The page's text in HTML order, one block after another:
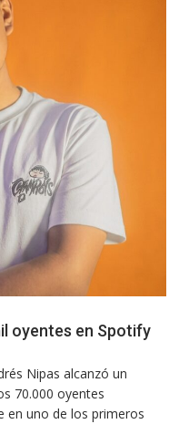
oyentes en Spotify
Nipas alcanzó un
70.000 oyentes
en uno de los primeros